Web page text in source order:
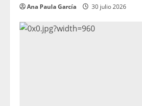
Ana Paula García 30 julio 2026